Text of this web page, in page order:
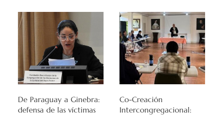
De Paraguay a Ginebra:
defensa de las víctimas
Co-Creación
Intercongregacional: